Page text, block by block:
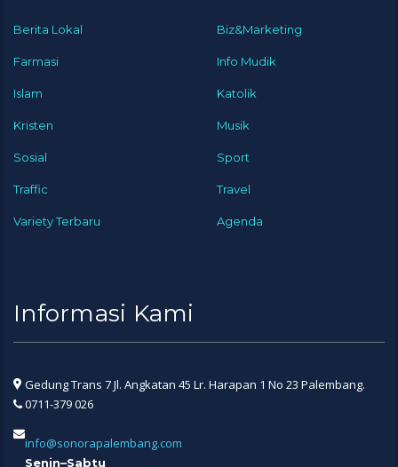
Berita Lokal Biz&Marketing
Farmasi Info Mudik
Islam Katolik
Kristen Musik
Sosial Sport
Traffic Travel
Variety Terbaru Agenda
Informasi Kami
Gedung Trans 7 Jl. Angkatan 45 Lr. Harapan 1 No 23 Palembang.
0711-379 026
info@sonorapalembang.com
Senin–Sabtu